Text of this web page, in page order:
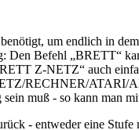
um endlich in
Befehl „BRETT“
Z-NETZ“ auch
RECHNER/
muß - so kann
- entweder eine